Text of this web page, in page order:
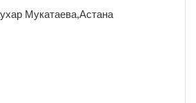
Мукатаева,Астана